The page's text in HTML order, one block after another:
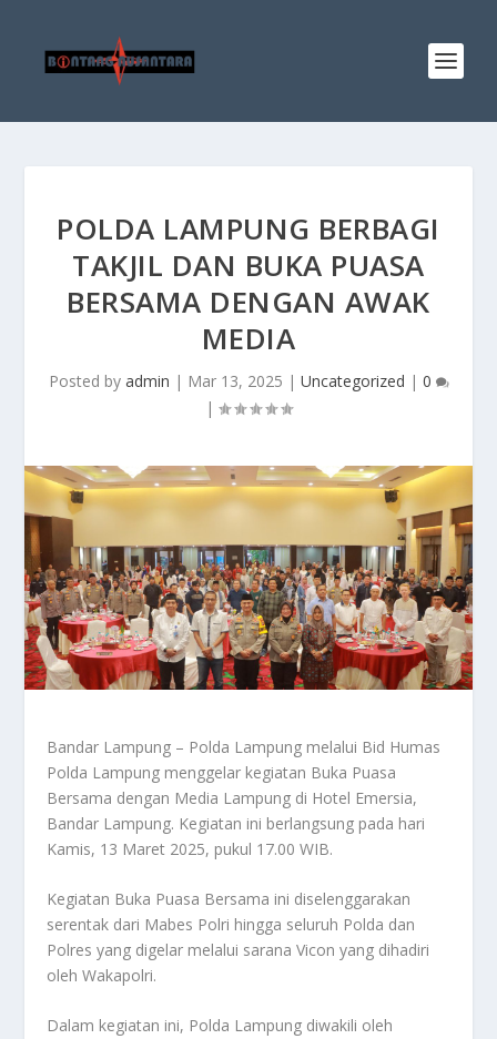
POLDA LAMPUNG BERBAGI
TAKJIL DAN BUKA PUASA
BERSAMA DENGAN AWAK
MEDIA
Posted by admin | Mar 13, 2025 | Uncategorized | 0
|
Bandar Lampung – Polda Lampung melalui Bid Humas
Polda Lampung menggelar kegiatan Buka Puasa
Bersama dengan Media Lampung di Hotel Emersia,
Bandar Lampung. Kegiatan ini berlangsung pada hari
Kamis, 13 Maret 2025, pukul 17.00 WIB.
Kegiatan Buka Puasa Bersama ini diselenggarakan
serentak dari Mabes Polri hingga seluruh Polda dan
Polres yang digelar melalui sarana Vicon yang dihadiri
oleh Wakapolri.
Dalam kegiatan ini, Polda Lampung diwakili oleh